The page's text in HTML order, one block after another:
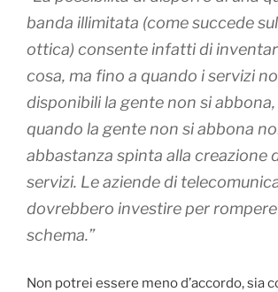
banda illimitata (come succede
ottica) consente infatti di
cosa, ma fino a quando i servizi
disponibili la gente non si abbona,
quando la gente non si abbona
abbastanza spinta alla creazione
servizi. Le aziende di
dovrebbero investire per
schema.”
Non potrei essere meno d’accordo, sia